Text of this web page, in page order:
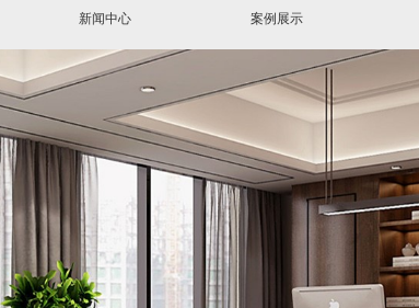
新闻中心 案例展示